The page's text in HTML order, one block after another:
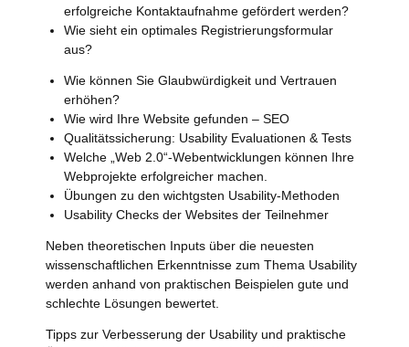
erfolgreiche Kontaktaufnahme gefördert werden?
Wie sieht ein optimales Registrierungsformular
aus?
Wie können Sie Glaubwürdigkeit und Vertrauen
erhöhen?
Wie wird Ihre Website gefunden – SEO
Qualitätssicherung: Usability Evaluationen & Tests
Welche „Web 2.0“-Webentwicklungen können Ihre
Webprojekte erfolgreicher machen.
Übungen zu den wichtgsten Usability-Methoden
Usability Checks der Websites der Teilnehmer
Neben theoretischen Inputs über die neuesten
wissenschaftlichen Erkenntnisse zum Thema Usability
werden anhand von praktischen Beispielen gute und
schlechte Lösungen bewertet.
Tipps zur Verbesserung der Usability und praktische